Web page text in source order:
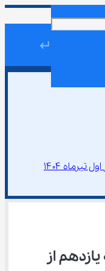
↵
تیرماه ۱۴۰۴
از